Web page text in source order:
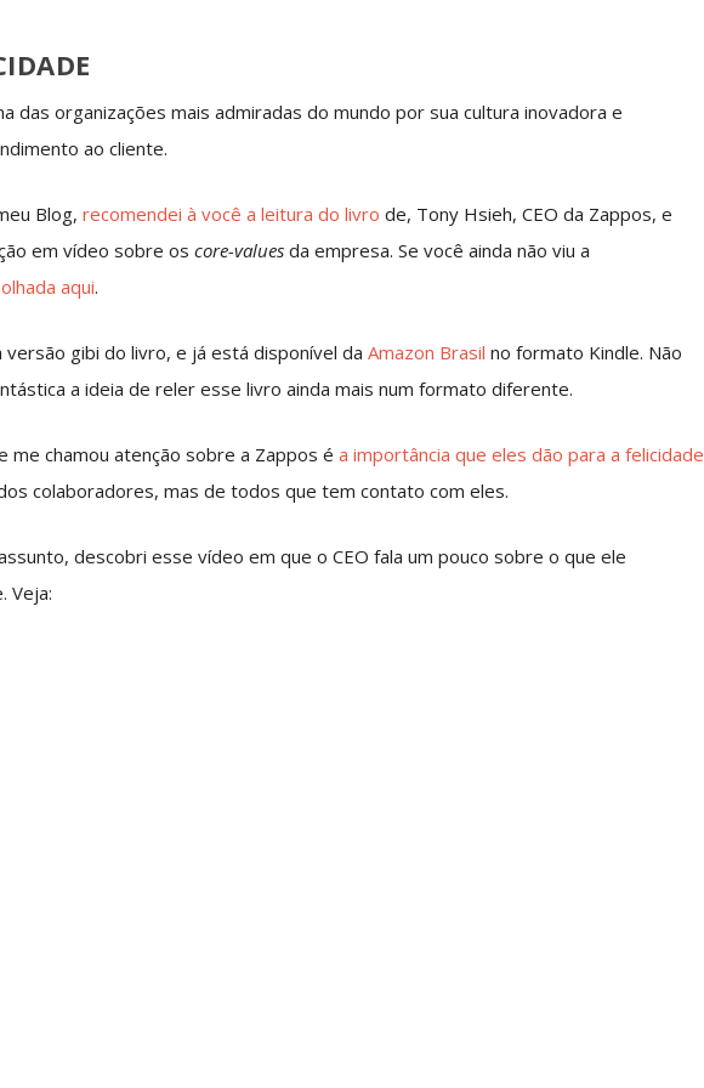
das organizações mais admiradas do mundo por sua cultura inovadora e
ao cliente.
Blog,recomendei à você a leitura do livro de, Tony Hsieh, CEO da Zappos, e
em vídeo sobre oscore-values da empresa. Se você ainda não viu a
aqui.
versão gibi do livro, e já está disponível daAmazon Brasil no formato Kindle. Não
a ideia de reler esse livro ainda mais num formato diferente.
me chamou atenção sobre a Zappos éa importância que eles dão para a felicidade
colaboradores, mas de todos que tem contato com eles.
descobri esse vídeo em que o CEO fala um pouco sobre o que ele
Veja: